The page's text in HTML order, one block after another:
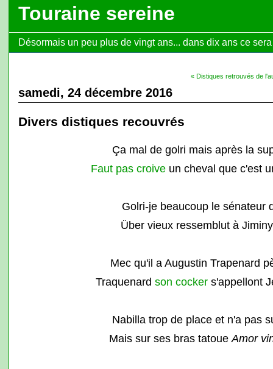
Touraine sereine
Désormais un peu plus de vingt ans... dans dix ans ce
« Distiques retrouvés de
samedi, 24 décembre 2016
Divers distiques recouvrés
Ça mal de golri mais après la
Faut pas croiveun cheval que c'est
Golri-je beaucoup le sénateur
Über vieux ressemblut à
Mec qu'il a Augustin Trapenard
Traquenard son cockers'appellont
Nabilla trop de place et n'a pas
Mais sur ses bras tatoue Amor